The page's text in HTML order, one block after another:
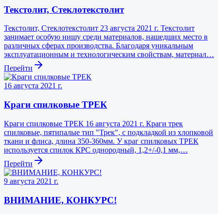
Текстолит, Стеклотекстолит
Текстолит, Стеклотекстолит 23 августа 2021 г. Текстолит
занимает особую нишу среди материалов, нашедших место в
различных сферах производства. Благодаря уникальным
эксплуатационным и технологическим свойствам, материал…
Перейти
16 августа 2021 г.
Краги спилковые ТРЕК
Краги спилковые ТРЕК 16 августа 2021 г. Краги трек
спилковые, пятипалые тип "Трек", с подкладкой из хлопковой
ткани и флиса, длина 350-360мм. У краг спилковых ТРЕК
используется спилок КРС однородный, 1,2+/-0,1 мм,…
Перейти
9 августа 2021 г.
ВНИМАНИЕ, КОНКУРС!